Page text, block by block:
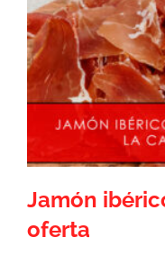
Jamón
oferta